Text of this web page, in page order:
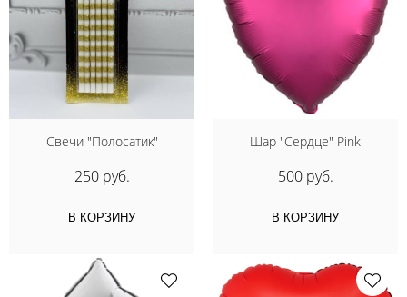
Свечи "Полосатик"
250 руб.
В КОРЗИНУ
Шар "Сердце" Pink
500 руб.
В КОРЗИНУ